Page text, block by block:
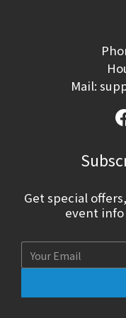
Mail:
Get special
event